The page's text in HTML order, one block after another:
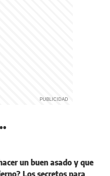
un buen asado y que